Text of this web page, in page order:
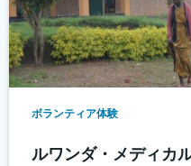
ボランティア体験
ルワンダ・メディカ